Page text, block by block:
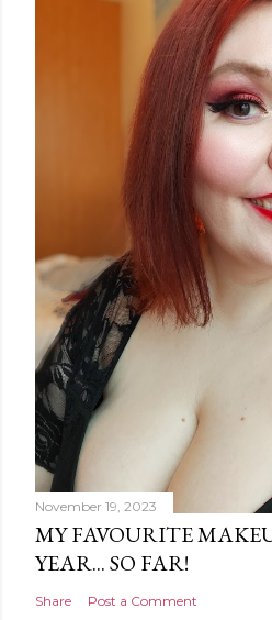
November 19, 2023
MY FAVOURITE
YEAR... SO FAR!
Share Post a Comment